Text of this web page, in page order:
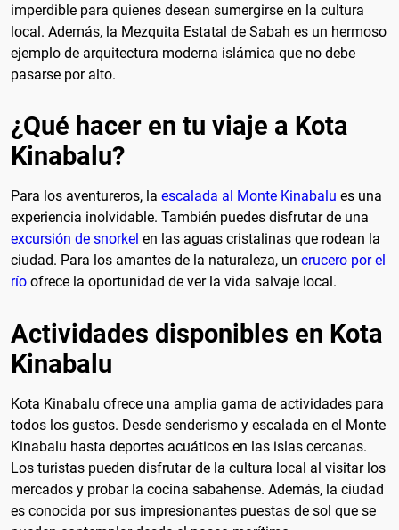
imperdible para quienes desean sumergirse en la cultura
local. Además, la Mezquita Estatal de Sabah es un hermoso
ejemplo de arquitectura moderna islámica que no debe
pasarse por alto.
¿Qué hacer en tu viaje a Kota
Kinabalu?
Para los aventureros, la escalada al Monte Kinabalu es una
experiencia inolvidable. También puedes disfrutar de una
excursión de snorkel en las aguas cristalinas que rodean la
ciudad. Para los amantes de la naturaleza, un crucero por el
río ofrece la oportunidad de ver la vida salvaje local.
Actividades disponibles en Kota
Kinabalu
Kota Kinabalu ofrece una amplia gama de actividades para
todos los gustos. Desde senderismo y escalada en el Monte
Kinabalu hasta deportes acuáticos en las islas cercanas.
Los turistas pueden disfrutar de la cultura local al visitar los
mercados y probar la cocina sabahense. Además, la ciudad
es conocida por sus impresionantes puestas de sol que se